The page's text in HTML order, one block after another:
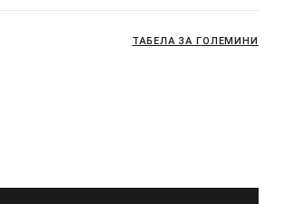
ТАБЕЛА ЗА ГОЛЕМИНИ